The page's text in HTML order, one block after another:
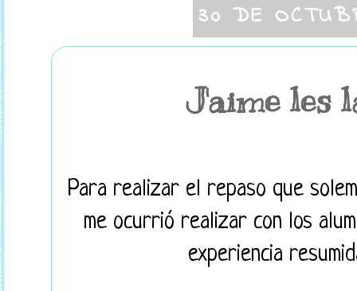
30 DE
J'aime les
Para realizar el repaso que
me ocurrió realizar con los
experiencia